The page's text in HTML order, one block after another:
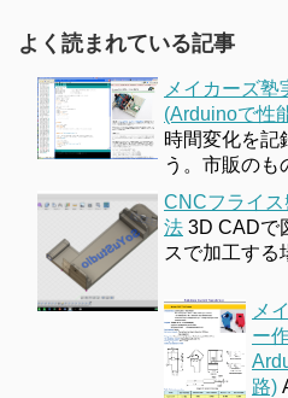
よく読まれている記事
メイカーズ
(Arduinoで性
時間変化を記
う。市販の
CNCフライ
法 3D CADで
スで加工す
メ
ー
路)